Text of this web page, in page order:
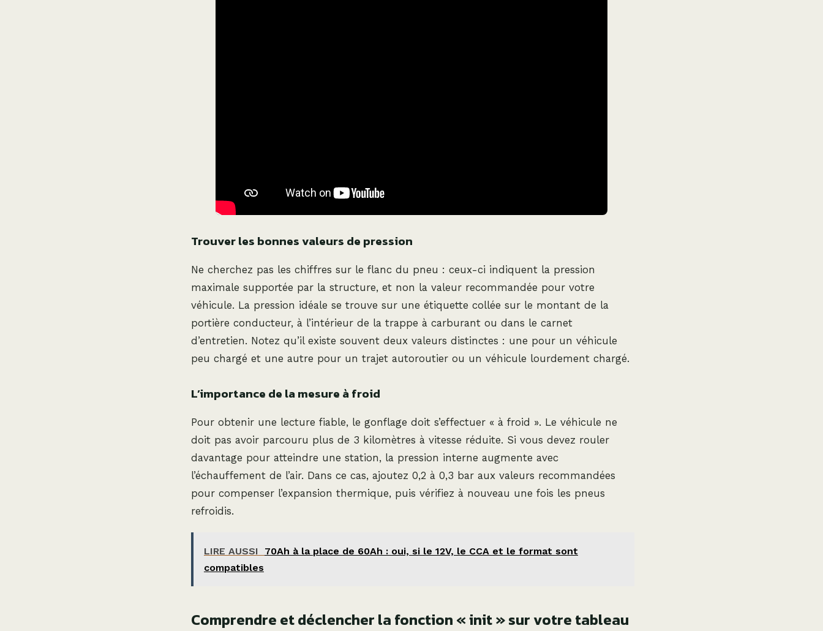
Trouver les bonnes valeurs de pression
Ne cherchez pas les chiffres sur le flanc du pneu : ceux-ci indiquent la pression
maximale supportée par la structure, et non la valeur recommandée pour votre
véhicule. La pression idéale se trouve sur une étiquette collée sur le montant de la
portière conducteur, à l’intérieur de la trappe à carburant ou dans le carnet
d’entretien. Notez qu’il existe souvent deux valeurs distinctes : une pour un véhicule
peu chargé et une autre pour un trajet autoroutier ou un véhicule lourdement chargé.
L’importance de la mesure à froid
Pour obtenir une lecture fiable, le gonflage doit s’effectuer « à froid ». Le véhicule ne
doit pas avoir parcouru plus de 3 kilomètres à vitesse réduite. Si vous devez rouler
davantage pour atteindre une station, la pression interne augmente avec
l’échauffement de l’air. Dans ce cas, ajoutez 0,2 à 0,3 bar aux valeurs recommandées
pour compenser l’expansion thermique, puis vérifiez à nouveau une fois les pneus
refroidis.
LIRE AUSSI
70Ah à la place de 60Ah : oui, si le 12V, le CCA et le format sont
compatibles
Comprendre et déclencher la fonction « init » sur votre tableau